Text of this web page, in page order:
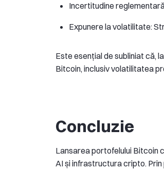
Incertitudine
Expunere la volatilitate:
Este esențial de subliniat că,
Bitcoin, inclusiv volatilitatea
Concluzie
Lansarea portofelului Bitcoin
AI și infrastructura cripto.